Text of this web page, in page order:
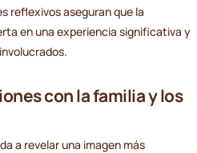
reflexivos aseguran que la
en una experiencia significativa y
con la familia y los
a revelar una imagen más